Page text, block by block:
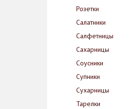
Розетки
Салатники
Салфетницы
Сахарницы
Соусники
Супники
Сухарницы
Тарелки